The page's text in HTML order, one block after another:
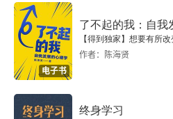
电子书
了不起的我：自我
【得到独家】想要有所
作者：陈海贤
终身学习